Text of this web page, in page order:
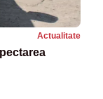
Actualitate